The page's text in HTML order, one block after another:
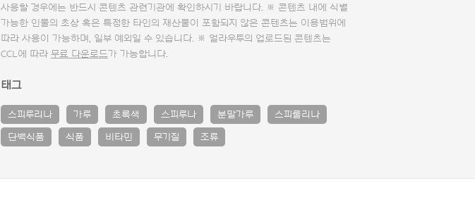
사용할 경우에는 반드시 콘텐츠 관련기관에 확인하시기 바랍니다. ※ 콘텐츠 내에 식별
가능한 인물의 초상 혹은 특정한 타인의 재산물이 포함되지 않은 콘텐츠는 이용범위에
따라 사용이 가능하며, 일부 예외일 수 있습니다. ※ 얼라우투의 업로드된 콘텐츠는
CCL에 따라 무료 다운로드가 가능합니다.
태그
스피루리나 가루 초록색 스피루나 분말가루 스피룰리나
단백식품 식품 비타민 무기질 조류